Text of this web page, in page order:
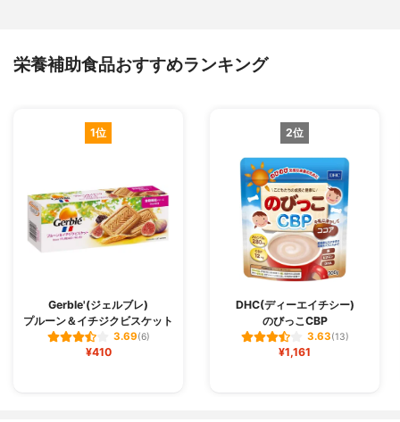
栄養補助食品おすすめランキング
1位
Gerble'(ジェルブレ)
プルーン＆イチジクビスケット
3.69(6)
¥410
2位
DHC(ディーエイチシー)
のびっこCBP
3.63(13)
¥1,161